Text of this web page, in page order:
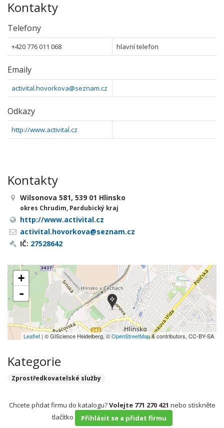
Kontakty
Telefony
+420 776 011 068 hlavní telefon
Emaily
activital.hovorkova@seznam.cz
Odkazy
http://www.activital.cz
Kontakty
Wilsonova 581, 539 01 Hlinsko
okres Chrudim, Pardubický kraj
http://www.activital.cz
activital.hovorkova@seznam.cz
IČ: 27528642
+
-
Leaflet | © GIScience Heidelberg, ©OpenStreetMap& contributors, CC-BY-SA
Kategorie
Zprostředkovatelské služby
Chcete přidat firmu do katalogu?Volejte 771 270 421 nebo stiskněte
tlačítko
Přihlásit se a přidat firmu